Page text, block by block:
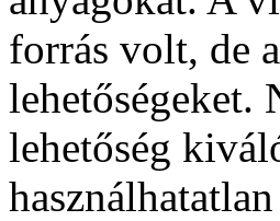
forrás volt, de
lehetőségeket.
lehetőség